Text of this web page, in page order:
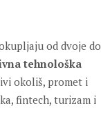
od dvoje do
tehnološka
okoliš, promet i
fintech, turizam i